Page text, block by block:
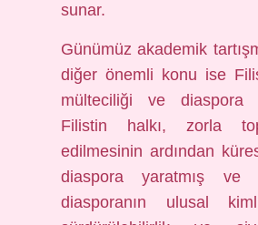
sunar.
Günümüz akademik
diğer önemli konu ise
mülteciliği ve diaspora
Filistin halkı, zorla
edilmesinin ardından
diaspora yaratmış ve
diasporanın ulusal